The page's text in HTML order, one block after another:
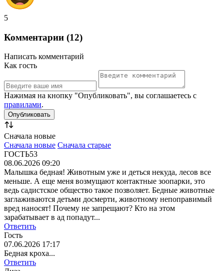
5
Комментарии (12)
Написать комментарий
Как гость
Нажимая на кнопку "Опубликовать", вы соглашаетесь с
правилами.
Сначала новые
Сначала новые Сначала старые
ГОСТЬ53
08.06.2026 09:20
Малышка бедная! Животным уже и деться некуда, лесов все
меньше. А еще меня возмущают контактные зоопарки, это
ведь садистское общество такое позволяет. Бедные животные
заглаживаются детьми досмерти, животному непоправимый
вред наносят! Почему не запрещают? Кто на этом
зарабатывает в ад попадут...
Ответить
Гость
07.06.2026 17:17
Бедная кроха...
Ответить